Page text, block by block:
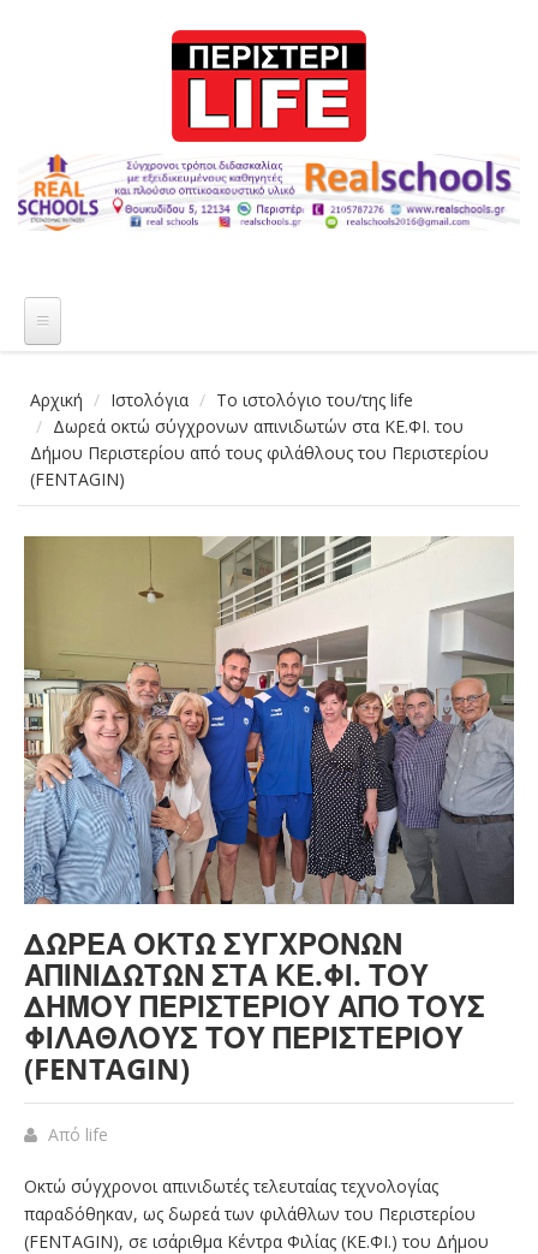
Αρχική Ιστολόγια
Το ιστολόγιο του/της life
Δωρεά οκτώ σύγχρονων απινιδωτών στα ΚΕ.ΦΙ. του
Δήμου Περιστερίου από τους φιλάθλους του Περιστερίου
(FENTAGIN)
ΔΩΡΕΆ ΟΚΤΏ ΣΎΓΧΡΟΝΩΝ
ΑΠΙΝΙΔΩΤΏΝ ΣΤΑ ΚΕ.ΦΙ. ΤΟΥ
ΔΉΜΟΥ ΠΕΡΙΣΤΕΡΊΟΥ ΑΠΌ ΤΟΥΣ
ΦΙΛΆΘΛΟΥΣ ΤΟΥ ΠΕΡΙΣΤΕΡΊΟΥ
(FENTAGIN)
Από life
Οκτώ σύγχρονοι απινιδωτές τελευταίας τεχνολογίας
παραδόθηκαν, ως δωρεά των φιλάθλων του Περιστερίου
(FENTAGIN), σε ισάριθμα Κέντρα Φιλίας (ΚΕ.ΦΙ.) του Δήμου